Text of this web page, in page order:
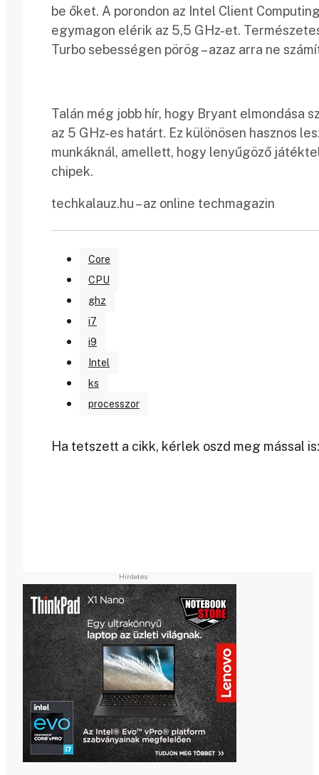
be őket. A porondon az Intel Client
egymagon elérik az 5,5 GHz-et.
Turbo sebességen pörög – azaz arra ne
Talán még jobb hír, hogy Bryant elmondása
az 5 GHz-es határt. Ez különösen hasznos
munkáknál, amellett, hogy lenyűgöző
chipek.
techkalauz.hu – az online techmagazin
Core
CPU
ghz
i7
i9
Intel
ks
processzor
Ha tetszett a cikk, kérlek oszd meg mással is: